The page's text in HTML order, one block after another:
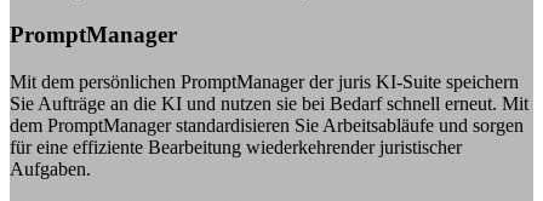
PromptManager
Mit dem persönlichen PromptManager der juris KI-Suite speichern
Sie Aufträge an die KI und nutzen sie bei Bedarf schnell erneut. Mit
dem PromptManager standardisieren Sie Arbeitsabläufe und sorgen
für eine effiziente Bearbeitung wiederkehrender juristischer
Aufgaben.